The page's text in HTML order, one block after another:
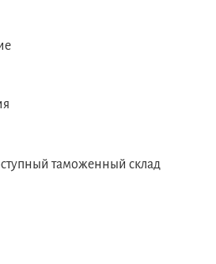
таможенный склад